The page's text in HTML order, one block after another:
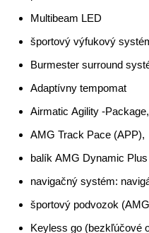
panoramatické strešné
parkovací balík s 360°
Multibeam LED
športový výfukový
Burmester surround
Adaptívny tempomat
Airmatic Agility -
AMG Track Pace (APP),
balík AMG Dynamic Plus
navigačný systém: